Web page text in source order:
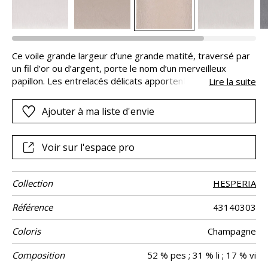
Ce voile grande largeur d’une grande matité, traversé par
un fil d’or ou d’argent, porte le nom d’un merveilleux
papillon. Les entrelacés délicats apportent un gonflant au
papier peint Alula.
Lire la suite
Ajouter à ma liste d'envie
Voir sur l'espace pro
Collection
HESPERIA
Référence
43140303
Coloris
Champagne
Composition
52 % pes ; 31 % li ; 17 % vi